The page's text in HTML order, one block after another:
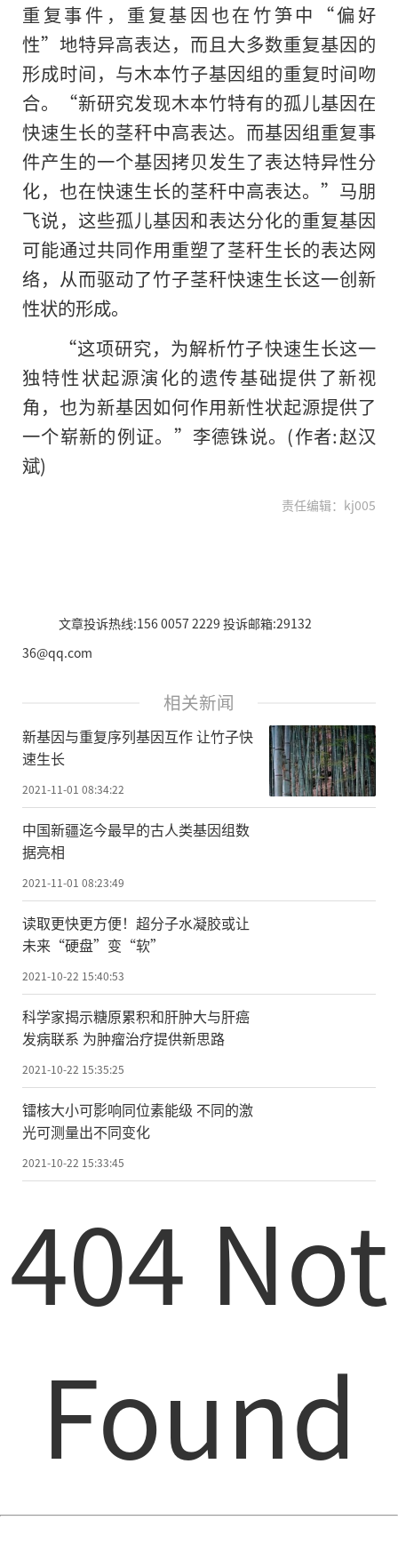
重复事件，重复基因也在竹笋中“偏好
性”地特异高表达，而且大多数重复基因的
形成时间，与木本竹子基因组的重复时间吻
合。“新研究发现木本竹特有的孤儿基因在
快速生长的茎秆中高表达。而基因组重复事
件产生的一个基因拷贝发生了表达特异性分
化，也在快速生长的茎秆中高表达。”马朋
飞说，这些孤儿基因和表达分化的重复基因
可能通过共同作用重塑了茎秆生长的表达网
络，从而驱动了竹子茎秆快速生长这一创新
性状的形成。
“这项研究，为解析竹子快速生长这一
独特性状起源演化的遗传基础提供了新视
角，也为新基因如何作用新性状起源提供了
一个崭新的例证。”李德铢说。(作者:赵汉
斌)
责任编辑：kj005
文章投诉热线:156 0057 2229 投诉邮箱:29132
36@qq.com
相关新闻
新基因与重复序列基因互作 让竹子快
速生长
2021-11-01 08:34:22
中国新疆迄今最早的古人类基因组数
据亮相
2021-11-01 08:23:49
读取更快更方便！超分子水凝胶或让
未来“硬盘”变“软”
2021-10-22 15:40:53
科学家揭示糖原累积和肝肿大与肝癌
发病联系 为肿瘤治疗提供新思路
2021-10-22 15:35:25
镭核大小可影响同位素能级 不同的激
光可测量出不同变化
2021-10-22 15:33:45
404 Not
Found